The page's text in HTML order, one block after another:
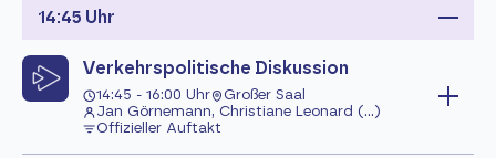
14:45 Uhr
Verkehrspolitische Diskussion
14:45 - 16:00 Uhr
Großer Saal
Jan Görnemann, Christiane Leonard (...)
Offizieller Auftakt